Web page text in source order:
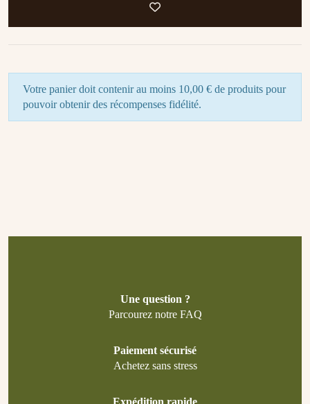
Votre panier doit contenir au moins 10,00 € de produits pour
pouvoir obtenir des récompenses fidélité.
Une question ?
Parcourez notre FAQ
Paiement sécurisé
Achetez sans stress